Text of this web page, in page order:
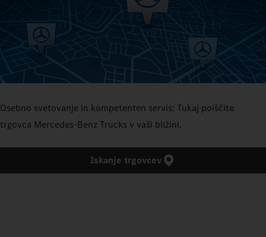
Osebno svetovanje in kompetenten servis: Tukaj poiščite
trgovca Mercedes‑Benz Trucks v vaši bližini.
Iskanje trgovcev